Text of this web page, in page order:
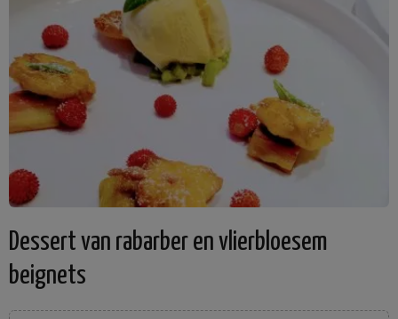
Dessert van rabarber en vlierbloesem
beignets